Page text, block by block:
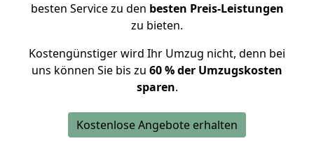
besten Service zu den besten Preis-Leistungen
zu bieten.
Kostengünstiger wird Ihr Umzug nicht, denn bei
uns können Sie bis zu 60 % der Umzugskosten
sparen.
Kostenlose Angebote erhalten